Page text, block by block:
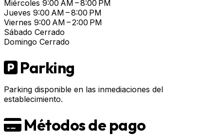
Miércoles 9:00 AM – 8:00 PM
Jueves 9:00 AM – 8:00 PM
Viernes 9:00 AM – 2:00 PM
Sábado Cerrado
Domingo Cerrado
Parking
Parking disponible en las inmediaciones del
establecimiento.
Métodos de pago